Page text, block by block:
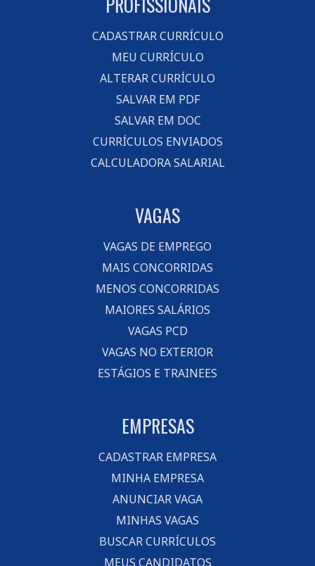
CADASTRAR CURRÍCULO
MEU CURRÍCULO
ALTERAR CURRÍCULO
SALVAR EM PDF
SALVAR EM DOC
CURRÍCULOS ENVIADOS
CALCULADORA SALARIAL
VAGAS
VAGAS DE EMPREGO
MAIS CONCORRIDAS
MENOS CONCORRIDAS
MAIORES SALÁRIOS
VAGAS PCD
VAGAS NO EXTERIOR
ESTÁGIOS E TRAINEES
EMPRESAS
CADASTRAR EMPRESA
MINHA EMPRESA
ANUNCIAR VAGA
MINHAS VAGAS
BUSCAR CURRÍCULOS
MEUS CANDIDATOS